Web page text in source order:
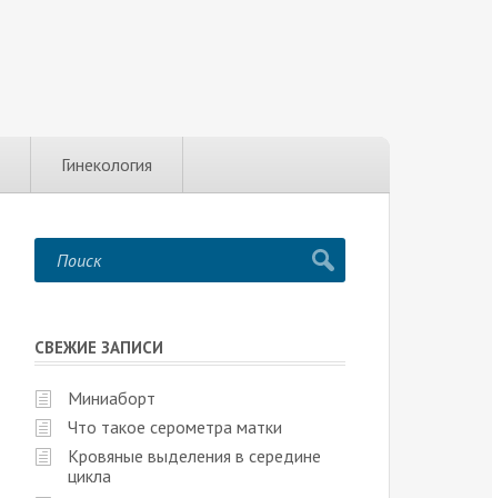
Гинекология
СВЕЖИЕ ЗАПИСИ
Миниаборт
Что такое серометра матки
Кровяные выделения в середине
цикла